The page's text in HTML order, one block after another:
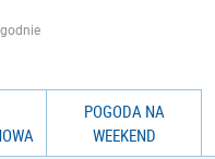
POGODA NA
WEEKEND